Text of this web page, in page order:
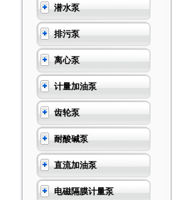
潜水泵
排污泵
离心泵
计量加油泵
齿轮泵
耐酸碱泵
直流加油泵
电磁隔膜计量泵